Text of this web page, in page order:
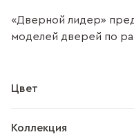
«Дверной лидер»
моделей дверей по
Цвет
Коллекция